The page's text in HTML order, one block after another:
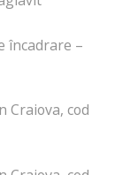
încadrare –
Craiova, cod